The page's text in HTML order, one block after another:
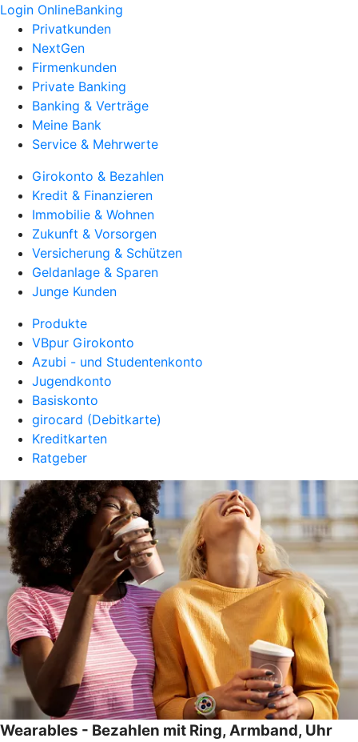
Login OnlineBanking
Privatkunden
NextGen
Firmenkunden
Private Banking
Banking & Verträge
Meine Bank
Service & Mehrwerte
Girokonto & Bezahlen
Kredit & Finanzieren
Immobilie & Wohnen
Zukunft & Vorsorgen
Versicherung & Schützen
Geldanlage & Sparen
Junge Kunden
Produkte
VBpur Girokonto
Azubi - und Studentenkonto
Jugendkonto
Basiskonto
girocard (Debitkarte)
Kreditkarten
Ratgeber
Wearables - Bezahlen mit Ring, Armband, Uhr